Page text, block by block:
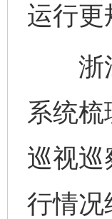
运行更
浙江
系统
巡视巡
行情况